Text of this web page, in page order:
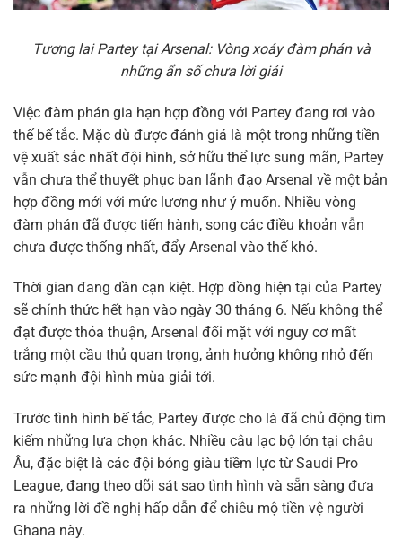
Tương lai Partey tại Arsenal: Vòng xoáy đàm phán và
những ẩn số chưa lời giải
Việc đàm phán gia hạn hợp đồng với Partey đang rơi vào
thế bế tắc. Mặc dù được đánh giá là một trong những tiền
vệ xuất sắc nhất đội hình, sở hữu thể lực sung mãn, Partey
vẫn chưa thể thuyết phục ban lãnh đạo Arsenal về một bản
hợp đồng mới với mức lương như ý muốn. Nhiều vòng
đàm phán đã được tiến hành, song các điều khoản vẫn
chưa được thống nhất, đẩy Arsenal vào thế khó.
Thời gian đang dần cạn kiệt. Hợp đồng hiện tại của Partey
sẽ chính thức hết hạn vào ngày 30 tháng 6. Nếu không thể
đạt được thỏa thuận, Arsenal đối mặt với nguy cơ mất
trắng một cầu thủ quan trọng, ảnh hưởng không nhỏ đến
sức mạnh đội hình mùa giải tới.
Trước tình hình bế tắc, Partey được cho là đã chủ động tìm
kiếm những lựa chọn khác. Nhiều câu lạc bộ lớn tại châu
Âu, đặc biệt là các đội bóng giàu tiềm lực từ Saudi Pro
League, đang theo dõi sát sao tình hình và sẵn sàng đưa
ra những lời đề nghị hấp dẫn để chiêu mộ tiền vệ người
Ghana này.